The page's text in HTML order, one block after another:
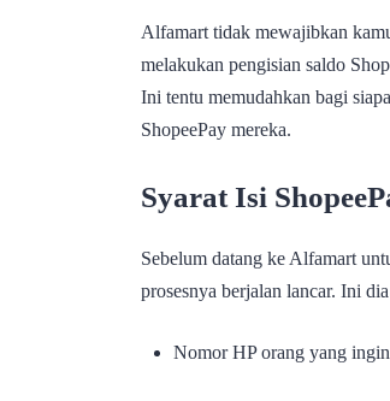
Alfamart tidak mewajibkan
melakukan pengisian saldo
Ini tentu memudahkan bagi
ShopeePay mereka.
Syarat Isi
Sebelum datang ke Alfamart
prosesnya berjalan lancar. Ini
Nomor HP orang yang